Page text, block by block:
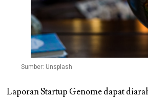
Sumber: Unsplash
Laporan Startup Genome dapat